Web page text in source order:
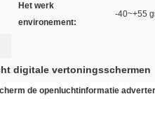
Het werk
environement:
-40~+55
digitale vertoningsschermen
de openluchtinformatie